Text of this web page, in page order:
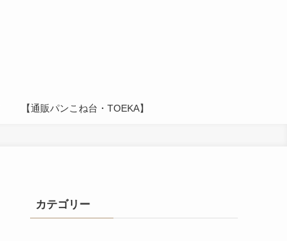
【通販パンこね台・TOEKA】
カテゴリー